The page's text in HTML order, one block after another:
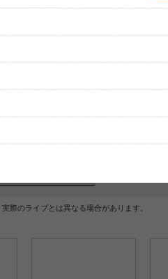
はまだ投稿されていません。
ューを投稿してみませんか？
際のライブとは異なる場合があります。